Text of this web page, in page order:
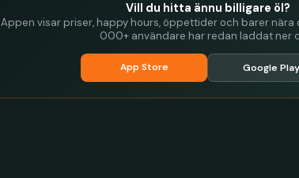
Vill du hitta ännu billigare öl?
Appen visar priser, happy hours, öppettider och barer nära
000+ användare har redan laddat ner
App Store Google Play